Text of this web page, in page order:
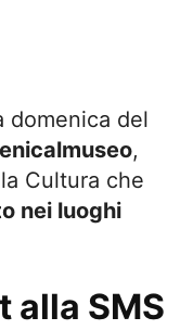
domenica del
,
Cultura che
nei luoghi
alla SMS